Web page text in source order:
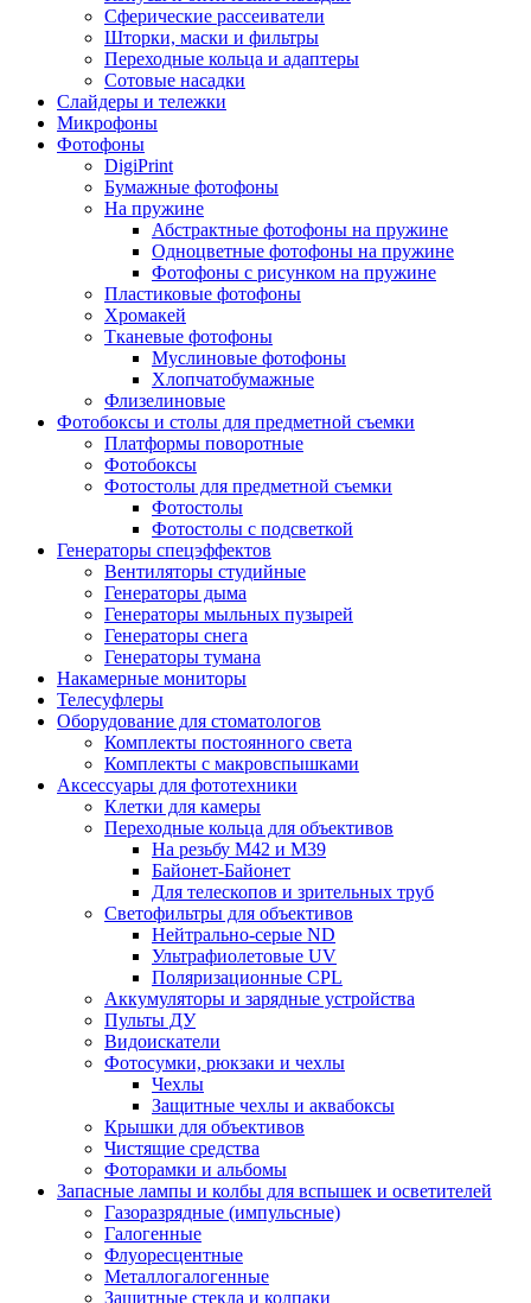
Сферические рассеиватели
Шторки, маски и фильтры
Переходные кольца и адаптеры
Сотовые насадки
Слайдеры и тележки
Микрофоны
Фотофоны
DigiPrint
Бумажные фотофоны
На пружине
Абстрактные фотофоны на пружине
Одноцветные фотофоны на пружине
Фотофоны с рисунком на пружине
Пластиковые фотофоны
Хромакей
Тканевые фотофоны
Муслиновые фотофоны
Хлопчатобумажные
Флизелиновые
Фотобоксы и столы для предметной съемки
Платформы поворотные
Фотобоксы
Фотостолы для предметной съемки
Фотостолы
Фотостолы с подсветкой
Генераторы спецэффектов
Вентиляторы студийные
Генераторы дыма
Генераторы мыльных пузырей
Генераторы снега
Генераторы тумана
Накамерные мониторы
Телесуфлеры
Оборудование для стоматологов
Комплекты постоянного света
Комплекты с макровспышками
Аксессуары для фототехники
Клетки для камеры
Переходные кольца для объективов
На резьбу М42 и М39
Байонет-Байонет
Для телескопов и зрительных труб
Светофильтры для объективов
Нейтрально-серые ND
Ультрафиолетовые UV
Поляризационные CPL
Аккумуляторы и зарядные устройства
Пульты ДУ
Видоискатели
Фотосумки, рюкзаки и чехлы
Чехлы
Защитные чехлы и аквабоксы
Крышки для объективов
Чистящие средства
Фоторамки и альбомы
Запасные лампы и колбы для вспышек и осветителей
Газоразрядные (импульсные)
Галогенные
Флуоресцентные
Металлогалогенные
Защитные стекла и колпаки